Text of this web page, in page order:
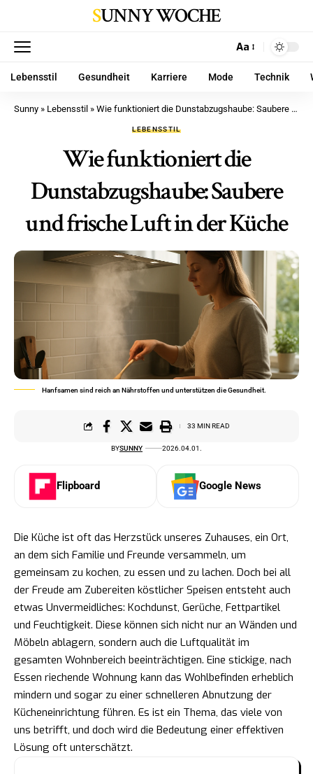
SUNNY WOCHE
Aa
Lebensstil Gesundheit Karriere Mode Technik
Sunny » Lebensstil » Wie funktioniert die Dunstabzugshaube: Saubere und frische Luft in der Küche
LEBENSSTIL
Wie funktioniert die
Dunstabzugshaube: Saubere
und frische Luft in der Küche
Hanfsamen sind reich an Nährstoffen und unterstützen die Gesundheit.
BYSUNNY 2026.04.01.
33 MIN READ
Flipboard Google News
Die Küche ist oft das Herzstück unseres Zuhauses, ein Ort,
an dem sich Familie und Freunde versammeln, um
gemeinsam zu kochen, zu essen und zu lachen. Doch bei all
der Freude am Zubereiten köstlicher Speisen entsteht auch
etwas Unvermeidliches: Kochdunst, Gerüche, Fettpartikel
und Feuchtigkeit. Diese können sich nicht nur an Wänden und
Möbeln ablagern, sondern auch die Luftqualität im
gesamten Wohnbereich beeinträchtigen. Eine stickige, nach
Essen riechende Wohnung kann das Wohlbefinden erheblich
mindern und sogar zu einer schnelleren Abnutzung der
Kücheneinrichtung führen. Es ist ein Thema, das viele von
uns betrifft, und doch wird die Bedeutung einer effektiven
Lösung oft unterschätzt.